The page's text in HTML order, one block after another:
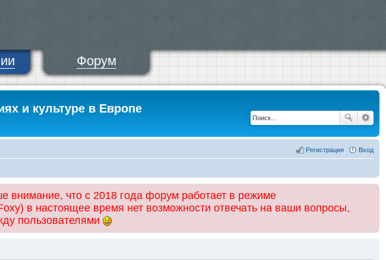
Форум
и культуре в Европе
Вход
Регистрация
внимание, что с 2018 года форум работает в режиме
в настоящее время нет возможности отвечать на ваши вопросы,
пользователями